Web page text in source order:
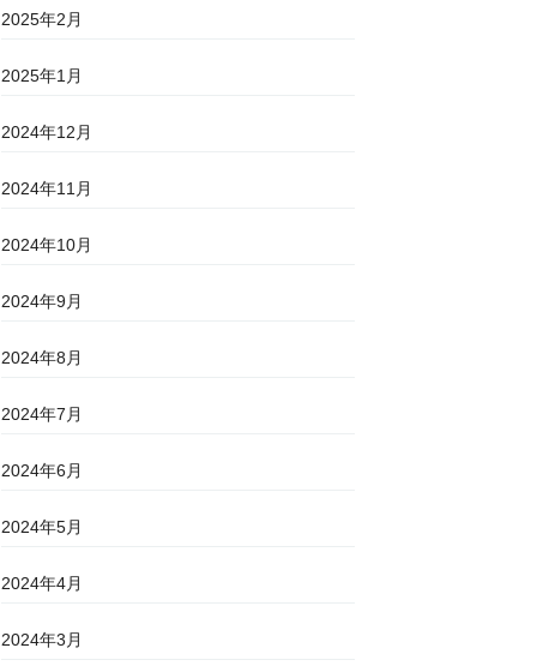
2025年2月
2025年1月
2024年12月
2024年11月
2024年10月
2024年9月
2024年8月
2024年7月
2024年6月
2024年5月
2024年4月
2024年3月